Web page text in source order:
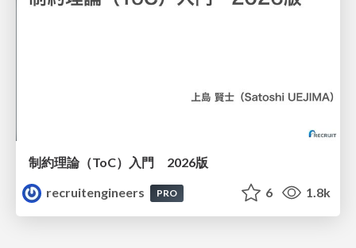
制約理論（ToC）入門 2026版
recruitengineers
PRO 6 1.8k